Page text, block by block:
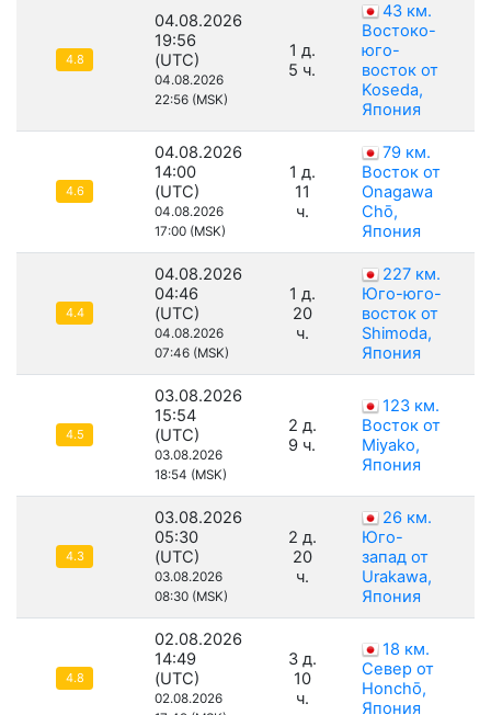
4.8
04.08.2026
19:56
(UTC)
04.08.2026
22:56 (MSK)
1 д.
5 ч.
43 км.
Востоко-
юго-
восток от
Koseda,
Япония
4.6
04.08.2026
14:00
(UTC)
04.08.2026
17:00 (MSK)
1 д.
11
ч.
79 км.
Восток от
Onagawa
Chō,
Япония
4.4
04.08.2026
04:46
(UTC)
04.08.2026
07:46 (MSK)
1 д.
20
ч.
227 км.
Юго-юго-
восток от
Shimoda,
Япония
4.5
03.08.2026
15:54
(UTC)
03.08.2026
18:54 (MSK)
2 д.
9 ч.
123 км.
Восток от
Miyako,
Япония
4.3
03.08.2026
05:30
(UTC)
03.08.2026
08:30 (MSK)
2 д.
20
ч.
26 км.
Юго-
запад от
Urakawa,
Япония
4.8
02.08.2026
14:49
(UTC)
02.08.2026
3 д.
10
ч.
18 км.
Север от
Honchō,
Япония